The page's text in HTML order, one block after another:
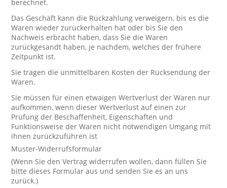
berechnet.
Das Geschäft kann die Rückzahlung verweigern, bis es die
Waren wieder zurückerhalten hat oder bis Sie den
Nachweis erbracht haben, dass Sie die Waren
zurückgesandt haben, je nachdem, welches der frühere
Zeitpunkt ist.
Sie tragen die unmittelbaren Kosten der Rücksendung der
Waren.
Sie müssen für einen etwaigen Wertverlust der Waren nur
aufkommen, wenn dieser Wertverlust auf einen zur
Prüfung der Beschaffenheit, Eigenschaften und
Funktionsweise der Waren nicht notwendigen Umgang mit
ihnen zurückzuführen ist
Muster-Widerrufsformular
(Wenn Sie den Vertrag widerrufen wollen, dann füllen Sie
bitte dieses Formular aus und senden Sie es an uns
zurück.)